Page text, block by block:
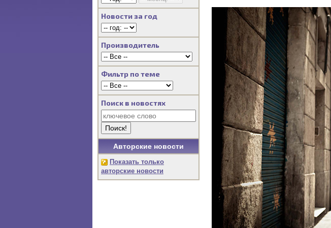
Новости за год
Производитель
Фильтр по теме
Поиск в новостях
Авторские новости
Показать только
авторские новости